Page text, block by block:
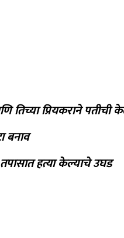
तिच्या प्रियकराने पतीची
बनाव
हत्या केल्याचे उघड